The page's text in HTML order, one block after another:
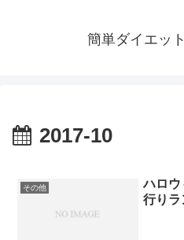
簡単ダイエッ
2017-10
その他
ハロウ
行りラ